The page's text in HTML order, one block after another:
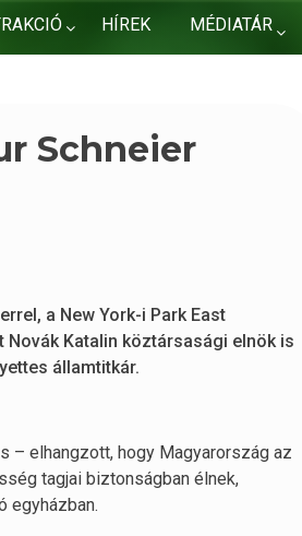
HÍREK MÉDIATÁR
Schneier
a New York-i Park East
Katalin köztársasági elnök is
államtitkár.
– elhangzott, hogy Magyarország az
tagjai biztonságban élnek,
egyházban.